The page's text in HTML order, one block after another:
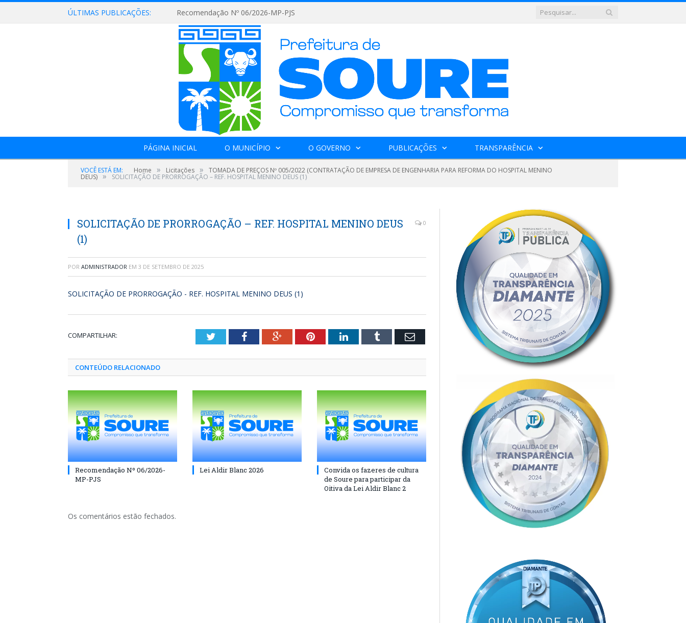
ÚLTIMAS PUBLICAÇÕES: Recomendação Nº 06/2026-MP-PJS
PÁGINA INICIAL O MUNICÍPIO O GOVERNO PUBLICAÇÕES TRANSPARÊNCIA
VOCÊ ESTÁ EM: Home » Licitações » TOMADA DE PREÇOS Nº 005/2022 (CONTRATAÇÃO DE EMPRESA DE ENGENHARIA PARA REFORMA DO HOSPITAL MENINO
DEUS) » SOLICITAÇÃO DE PRORROGAÇÃO – REF. HOSPITAL MENINO DEUS (1)
SOLICITAÇÃO DE PRORROGAÇÃO – REF. HOSPITAL MENINO DEUS
(1)
0
POR ADMINISTRADOR EM 3 DE SETEMBRO DE 2025
SOLICITAÇÃO DE PRORROGAÇÃO - REF. HOSPITAL MENINO DEUS (1)
COMPARTILHAR: TwitterFacebookGoogle+PinterestLinkedInTumblr Email
CONTEÚDO RELACIONADO
Recomendação Nº 06/2026-
MP-PJS
Lei Aldir Blanc 2026
Convida os fazeres de cultura
de Soure para participar da
Oitiva da Lei Aldir Blanc 2
Os comentários estão fechados.